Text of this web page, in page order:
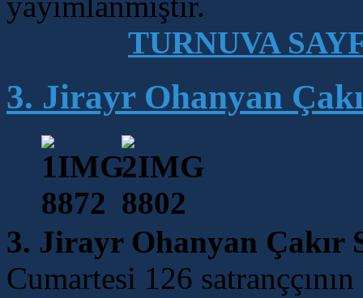
TURNUVA
3. Jirayr Ohanyan
3. Jirayr Ohanyan Çakır
Cumartesi 126